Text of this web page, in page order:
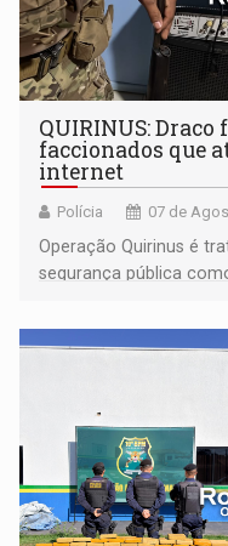
QUIRINUS:
faccionados que
internet
Polícia 07 de
Operação Quirinus é
segurança pública